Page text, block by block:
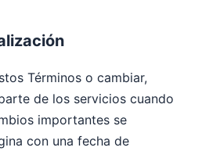
Términos o cambiar,
de los servicios cuando
importantes se
con una fecha de